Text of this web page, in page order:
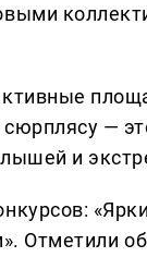
—
и
Отметили